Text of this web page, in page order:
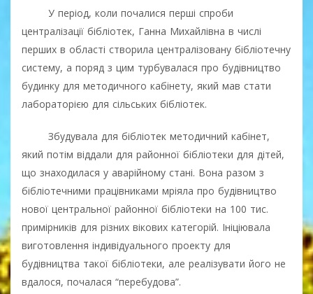
У період, коли почалися перші спроби
централізації бібліотек, Ганна Михайлівна в числі
перших в області створила централізовану бібліотечну
систему, а поряд з цим турбувалася про будівництво
будинку для методичного кабінету, який мав стати
лабораторією для сільських бібліотек.
Збудувала для бібліотек методичний кабінет,
який потім віддали для районної бібліотеки для дітей,
що знаходилася у аварійному стані. Вона разом з
бібліотечними працівниками мріяла про будівництво
нової центральної районної бібліотеки на 100 тис.
примірників для різних вікових категорій. Ініціювала
виготовлення індивідуального проекту для
будівництва такої бібліотеки, але реалізувати його не
вдалося, почалася “перебудова”.